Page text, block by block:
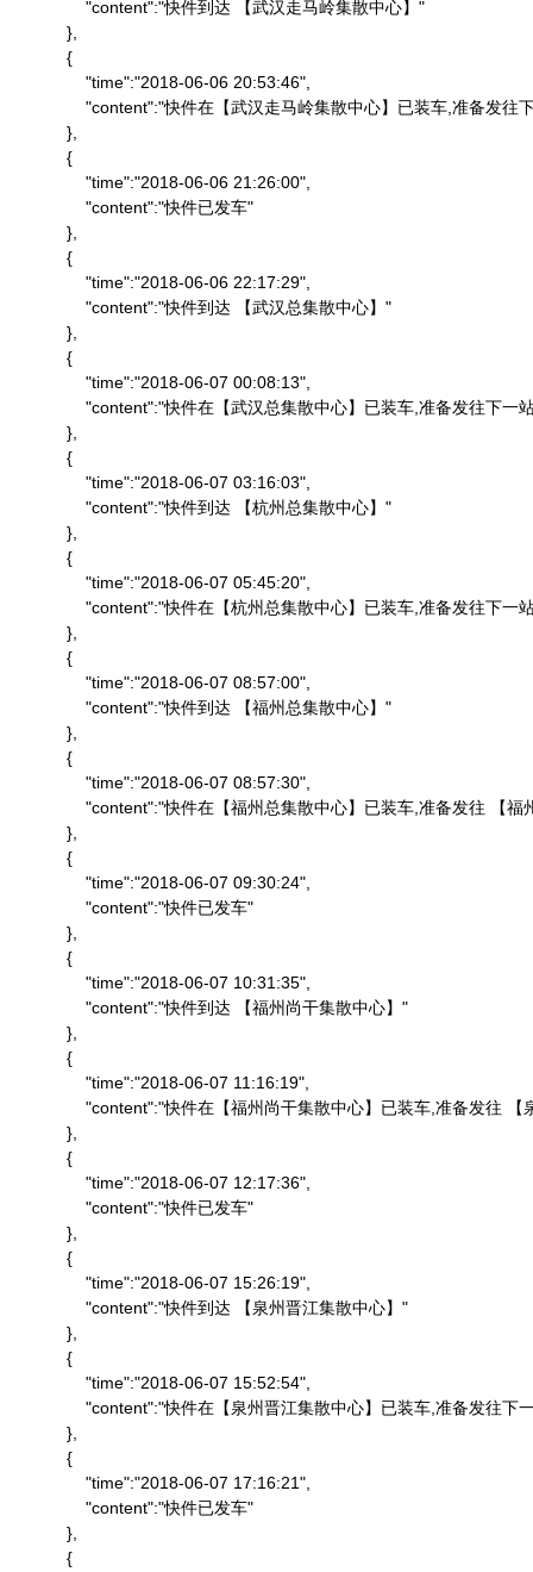
                "content":"快件到达 【武汉走马岭集散中心】"
            },
            {
                "time":"2018-06-06 20:53:46",
"content":"快件在【武汉走马岭集散中心】已装车,准备发往
            },
            {
                "time":"2018-06-06 21:26:00",
                "content":"快件已发车"
            },
            {
                "time":"2018-06-06 22:17:29",
                "content":"快件到达 【武汉总集散中心】"
            },
            {
                "time":"2018-06-07 00:08:13",
"content":"快件在【武汉总集散中心】已装车,准备发往下一
            },
            {
                "time":"2018-06-07 03:16:03",
                "content":"快件到达 【杭州总集散中心】"
            },
            {
                "time":"2018-06-07 05:45:20",
"content":"快件在【杭州总集散中心】已装车,准备发往下一
            },
            {
                "time":"2018-06-07 08:57:00",
                "content":"快件到达 【福州总集散中心】"
            },
            {
                "time":"2018-06-07 08:57:30",
"content":"快件在【福州总集散中心】已装车,准备发往 【
            },
            {
                "time":"2018-06-07 09:30:24",
                "content":"快件已发车"
            },
            {
                "time":"2018-06-07 10:31:35",
                "content":"快件到达 【福州尚干集散中心】"
            },
            {
                "time":"2018-06-07 11:16:19",
"content":"快件在【福州尚干集散中心】已装车,准备发往
            },
            {
                "time":"2018-06-07 12:17:36",
                "content":"快件已发车"
            },
            {
                "time":"2018-06-07 15:26:19",
                "content":"快件到达 【泉州晋江集散中心】"
            },
            {
                "time":"2018-06-07 15:52:54",
"content":"快件在【泉州晋江集散中心】已装车,准备发往下
            },
            {
                "time":"2018-06-07 17:16:21",
                "content":"快件已发车"
            },
            {